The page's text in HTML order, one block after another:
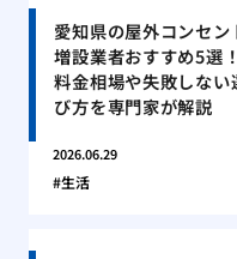
愛知県の屋外コンセン
増設業者おすすめ5選！
料金相場や失敗しない
び方を専門家が解説
2026.06.29
生活